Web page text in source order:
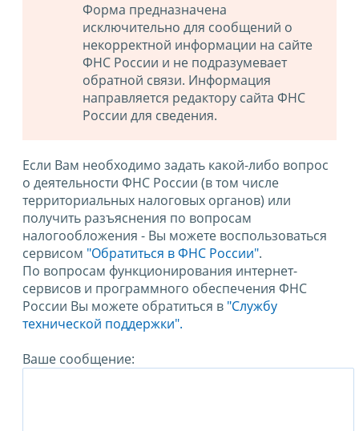
Форма предназначена
исключительно для сообщений о
некорректной информации на сайте
ФНС России и не подразумевает
обратной связи. Информация
направляется редактору сайта ФНС
России для сведения.
Если Вам необходимо задать какой-либо вопрос
о деятельности ФНС России (в том числе
территориальных налоговых органов) или
получить разъяснения по вопросам
налогообложения - Вы можете воспользоваться
сервисом "Обратиться в ФНС России".
По вопросам функционирования интернет-
сервисов и программного обеспечения ФНС
России Вы можете обратиться в "Службу
технической поддержки".
Ваше сообщение: